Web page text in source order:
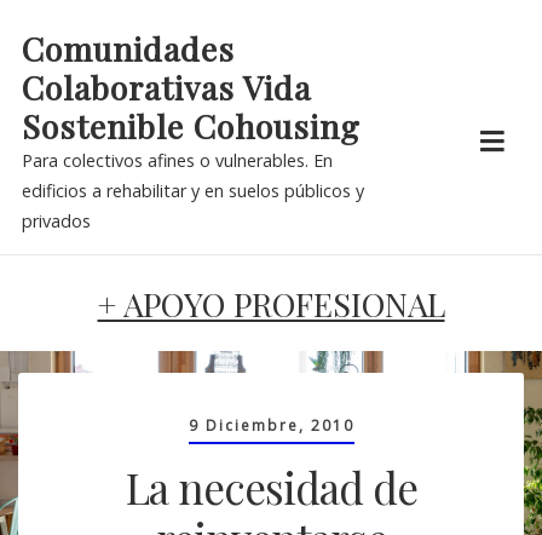
content
Comunidades
Colaborativas Vida
Sostenible Cohousing
Para colectivos afines o vulnerables. En
edificios a rehabilitar y en suelos públicos y
privados
+ APOYO PROFESIONAL
9 Diciembre, 2010
La necesidad de